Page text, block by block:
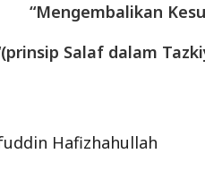
“Mengembalikan
Salaf dalam
Hafizhahullah